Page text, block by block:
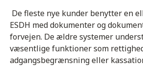
De fleste nye kunder benytter en
ESDH med dokumenter og
forvejen. De ældre systemer
væsentlige funktioner som
adgangsbegrænsning eller